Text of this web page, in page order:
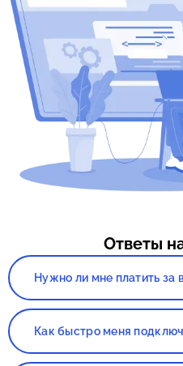
Ответы
Нужно ли мне платить за
Нет. Сервис, а так же
Как быстро меня
Все зависит от